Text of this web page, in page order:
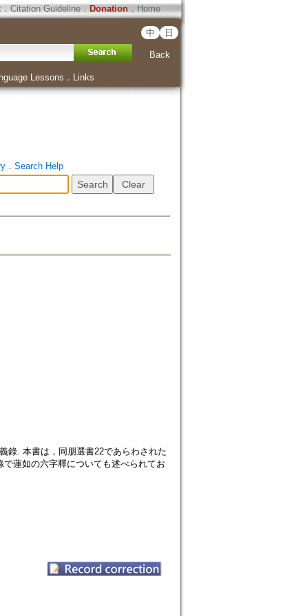
．Citation Guideline． Donation．Home
中 日
Back
Lessons ． Links
． Search Help
錄. 本書は，同朋選書22であらわされた
蓮如の六字釋についても述べられてお